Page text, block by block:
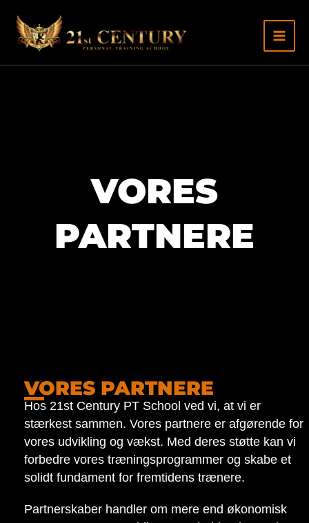
indhold
VORES
PARTNERE
VORES PARTNERE
Hos 21st Century PT School ved vi, at vi er
stærkest sammen. Vores partnere er afgørende for
vores udvikling og vækst. Med deres støtte kan vi
forbedre vores træningsprogrammer og skabe et
solidt fundament for fremtidens trænere.
Partnerskaber handler om mere end økonomisk